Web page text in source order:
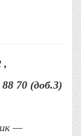
,
70 (доб.3)
—